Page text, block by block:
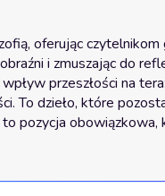
oferując czytelnikom
i zmuszając do
przeszłości na
To dzieło, które
to pozycja